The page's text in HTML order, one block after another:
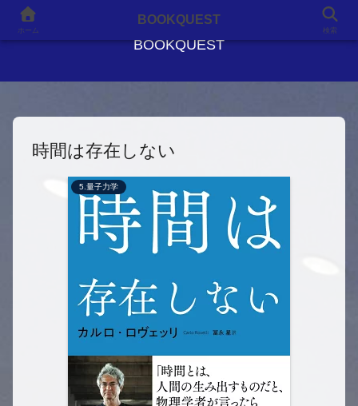
BOOKQUEST
時間は存在しない
5.量子力学
ホーム
BOOKQUEST
検索